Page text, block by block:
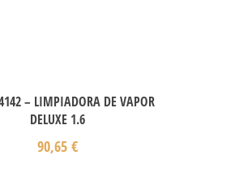
– LIMPIADORA DE VAPOR
DELUXE 1.6
90,65 €